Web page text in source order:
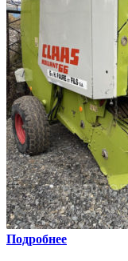
Подробнее